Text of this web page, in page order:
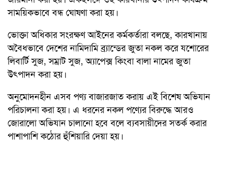
সাময়িকভাবে বন্ধ ঘোষণা করা হয়।
ভোক্তা অধিকার সংরক্ষণ আইনের কর্মকর্তারা বলছে, কারখানায়
অবৈধভাবে দেশের নামিদামি ব্র্যান্ডের জুতা নকল করে যশোরের
লিবার্টি সুজ, সম্রাট সুজ, অ্যাপেক্স কিংবা বালা নামের জুতা
উৎপাদন করা হয়।
অনুমোদনহীন এসব পণ্য বাজারজাত করায় এই বিশেষ অভিযান
পরিচালনা করা হয়। এ ধরনের নকল পণ্যের বিরুদ্ধে আরও
জোরালো অভিযান চালানো হবে বলে ব্যবসায়ীদের সতর্ক করার
পাশাপাশি কঠোর হুঁশিয়ারি দেয়া হয়।